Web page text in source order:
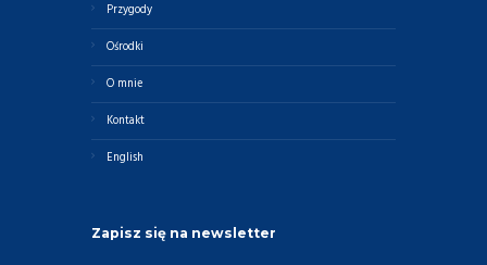
Przygody
Ośrodki
O mnie
Kontakt
English
Zapisz się na newsletter